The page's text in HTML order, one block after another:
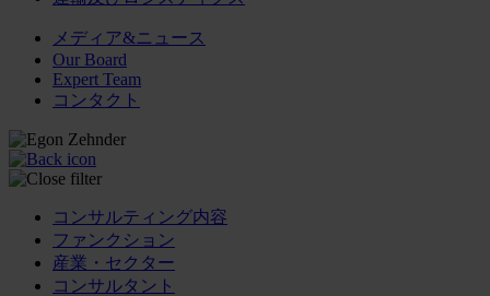
メディア&ニュース
Our Board
Expert Team
コンタクト
コンサルティング内容
ファンクション
産業・セクター
コンサルタント